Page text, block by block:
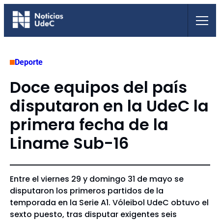
Saltar
Deporte
Doce equipos del país
disputaron en la UdeC la
primera fecha de la
Liname Sub-16
Entre el viernes 29 y domingo 31 de mayo se
disputaron los primeros partidos de la
temporada en la Serie A1. Vóleibol UdeC obtuvo el
sexto puesto, tras disputar exigentes seis